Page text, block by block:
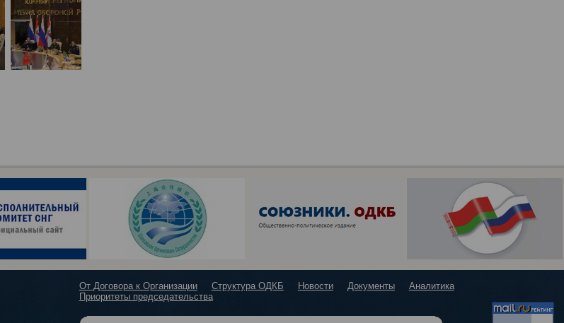
От Договора к Организации Структура ОДКБ Новости Документы
Аналитика
Приоритеты председательства